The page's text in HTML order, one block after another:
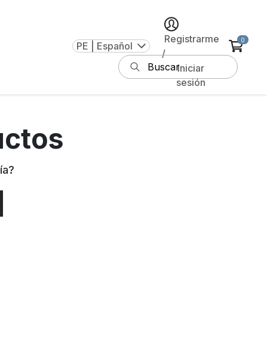
PE | Español
Registrarme
/
Iniciar
sesión
0
?